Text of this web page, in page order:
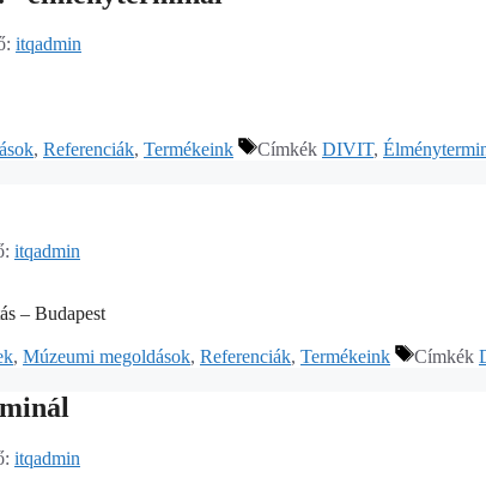
itqadmin
, Referenciák, Termékeink Címkék DIVIT,
itqadmin
– Budapest
, Múzeumi megoldások, Referenciák, Termékeink Címkék
itqadmin